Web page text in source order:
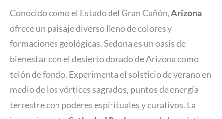
Conocido como el Estado del Gran Cañón,Arizona
ofrece un paisaje diverso lleno de colores y
formaciones geológicas. Sedona es un oasis de
bienestar con el desierto dorado de Arizona como
telón de fondo. Experimenta el solsticio de verano en
medio de los vórtices sagrados, puntos de energía
terrestre con poderes espirituales y curativos. La